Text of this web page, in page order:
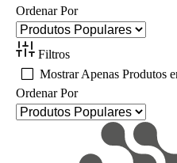
Ordenar Por
Filtros
Mostrar Apenas Produtos
Ordenar Por